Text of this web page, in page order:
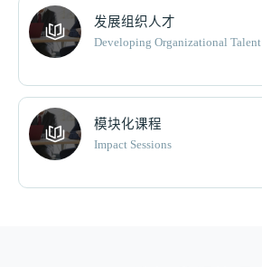
发展组织人才
Developing Organizational Talent
模块化课程
Impact Sessions